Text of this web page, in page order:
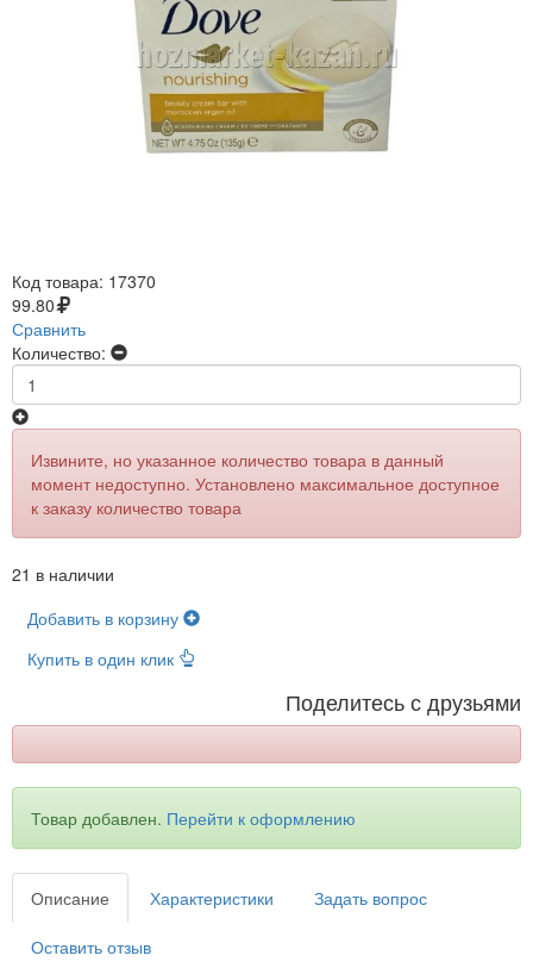
Код товара: 17370
99.80
Сравнить
Количество:
Извините, но указанное количество товара в данный
момент недоступно. Установлено максимальное доступное
к заказу количество товара
21 в наличии
Добавить в корзину
Купить в один клик
Поделитесь с друзьями
Товар добавлен. Перейти к оформлению
Описание Характеристики Задать вопрос
Оставить отзыв